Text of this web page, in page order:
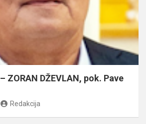
ZORAN DŽEVLAN, pok. Pave
Redakcija